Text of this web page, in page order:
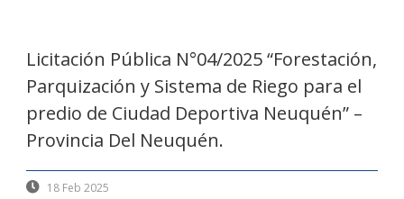
Licitación Pública N°04/2025 “Forestación,
Parquización y Sistema de Riego para el
predio de Ciudad Deportiva Neuquén” –
Provincia Del Neuquén.
18 Feb 2025